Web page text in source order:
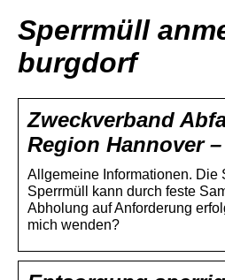
Sperrmüll
burgdorf
Zweckverband
Region Hannover
Allgemeine Informationen. Die
Sperrmüll kann durch feste
Abholung auf Anforderung
mich wenden?